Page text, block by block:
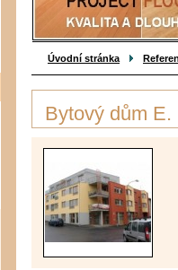
Úvodní stránka
Bytový dům E.